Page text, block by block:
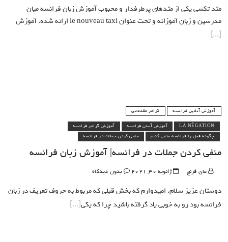
متد تکسی یکی از متدهای پرطرفدار و محبوب آموزش زبان فرانسه میان
مدرسین و زبان آموزانه و تحت عنوان le nouveau taxi ارائه شده. آموزش
آموزش آنلاین فرانسه گرامر مقدماتی
LA NÉGATION آموزش آسان فرانسه
آموزش گرامر فرانسه
چگونه فعل را فرانسه منفی کنیم
منفی کردن جملات در فرانسه
منفی کردن جملات در فرانسه| آموزش زبان فرانسه
مای فرنچ ژانویه 30, 2021 بدون دیدگاه
دوستان عزیز سلام. امیدوارم که بخش قبلی که مربوط به حروف تعریف در زبان
فرانسه بود رو به خوبی یاد گرفته باشید چرا که یکی